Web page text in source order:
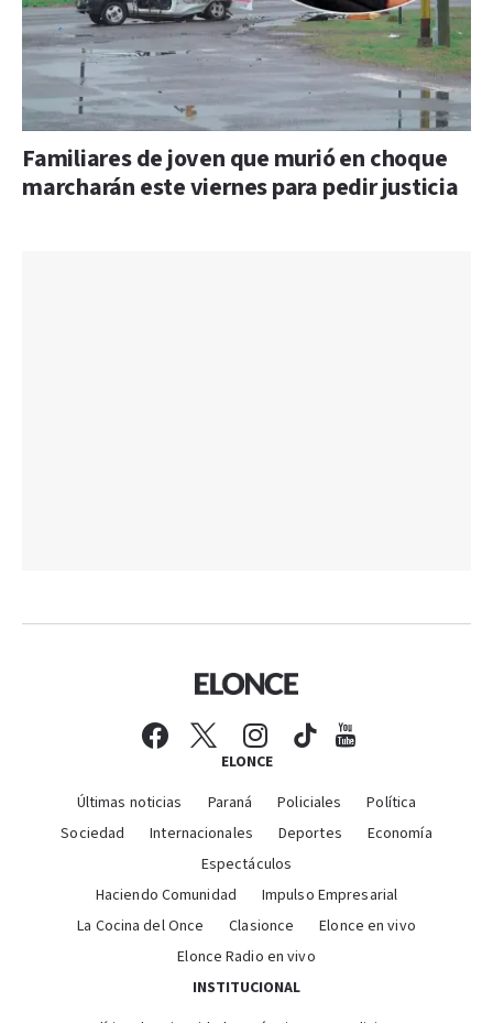
Familiares de joven que murió en choque
marcharán este viernes para pedir justicia
ELONCE
Últimas noticias Paraná Policiales
Política
Sociedad
Internacionales Deportes
Economía
Espectáculos
Haciendo Comunidad
Impulso Empresarial
La Cocina del Once
Clasionce
Elonce en vivo
Elonce Radio en vivo
INSTITUCIONAL